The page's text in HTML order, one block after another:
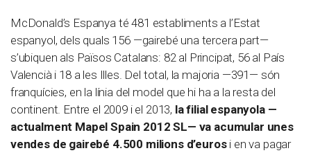
McDonald’s Espanya té 481 establiments a l’Estat
espanyol, dels quals 156 —gairebé una tercera part—
s’ubiquen als Països Catalans: 82 al Principat, 56 al País
Valencià i 18 a les Illes. Del total, la majoria —391 —són
franquícies, en la línia del model que hi ha a la resta del
continent. Entre el 2009 i el 2013, la filial espanyola —
actualment Mapel Spain 2012 SL— va acumular unes
vendes de gairebé 4.500 milions d’eurosi en va pagar